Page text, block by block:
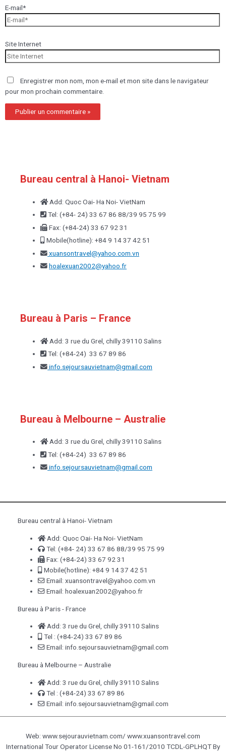
E-mail*
Site Internet
Enregistrer mon nom, mon e-mail et mon site dans le navigateur
pour mon prochain commentaire.
Bureau central à Hanoi- Vietnam
Add: Quoc Oai- Ha Noi- VietNam
Tel: (+84- 24) 33 67 86 88/39 95 75 99
Fax: (+84-24) 33 67 92 31
Mobile(hotline): +84 9 14 37 42 51
xuansontravel@yahoo.com.vn
hoalexuan2002@yahoo.fr
Bureau à Paris – France
Add: 3 rue du Grel, chilly 39110 Salins
Tel: (+84-24) 33 67 89 86
info.sejoursauvietnam@gmail.com
Bureau à Melbourne – Australie
Add: 3 rue du Grel, chilly 39110 Salins
Tel: (+84-24) 33 67 89 86
info.sejoursauvietnam@gmail.com
Bureau central à Hanoi- Vietnam
Add: Quoc Oai- Ha Noi- VietNam
Tel: (+84- 24) 33 67 86 88/39 95 75 99
Fax: (+84-24) 33 67 92 31
Mobile(hotline): +84 9 14 37 42 51
Email: xuansontravel@yahoo.com.vn
Email: hoalexuan2002@yahoo.fr
Bureau à Paris - France
Add: 3 rue du Grel, chilly 39110 Salins
Tel : (+84-24) 33 67 89 86
Email: info.sejoursauvietnam@gmail.com
Bureau à Melbourne – Australie
Add: 3 rue du Grel, chilly 39110 Salins
Tel : (+84-24) 33 67 89 86
Email: info.sejoursauvietnam@gmail.com
Web: www.sejourauvietnam.com/ www.xuansontravel.com
International Tour Operator License No 01-161/2010 TCDL-GPLHQT By